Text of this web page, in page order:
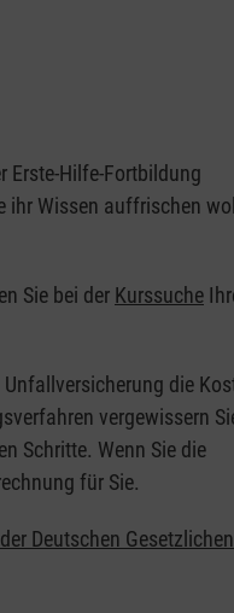
Erste-Hilfe-Fortbildung
ihr Wissen auffrischen
Sie bei der Kurssuche
die
vergewissern
Schritte. Wenn Sie die
für Sie.
Deutschen Gesetzlichen